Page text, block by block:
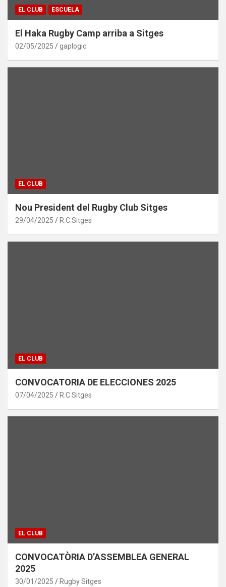
EL CLUB ESCUELA
El Haka Rugby Camp arriba a Sitges
02/05/2025 gaplogic
EL CLUB
Nou President del Rugby Club Sitges
29/04/2025 R.C.Sitges
EL CLUB
CONVOCATORIA DE ELECCIONES 2025
07/04/2025 R.C.Sitges
EL CLUB
CONVOCATÒRIA D’ASSEMBLEA GENERAL
2025
30/01/2025 Rugby Sitges